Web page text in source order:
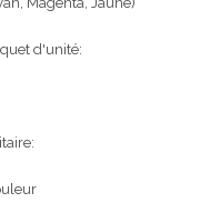
d'unité: